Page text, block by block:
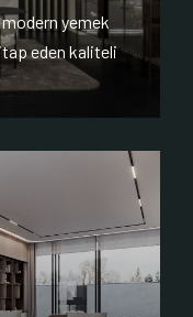
yemek
eden kaliteli